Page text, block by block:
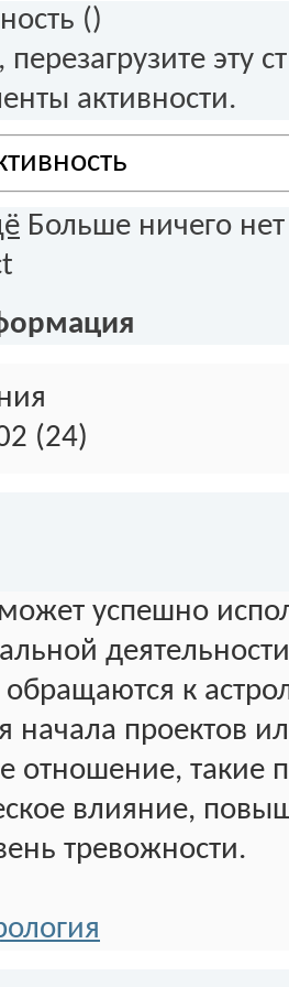
()
перезагрузите эту
активности.
Больше ничего нет
(24)
успешно
к
начала проектов
отношение, такие
влияние,
тревожности.